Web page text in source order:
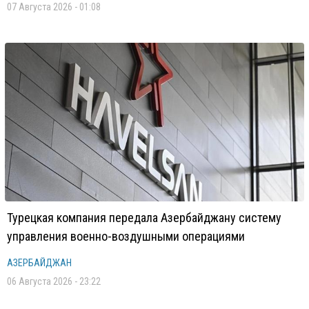
07 Августа 2026 - 01:08
Турецкая компания передала Азербайджану систему
управления военно-воздушными операциями
АЗЕРБАЙДЖАН
06 Августа 2026 - 23:22